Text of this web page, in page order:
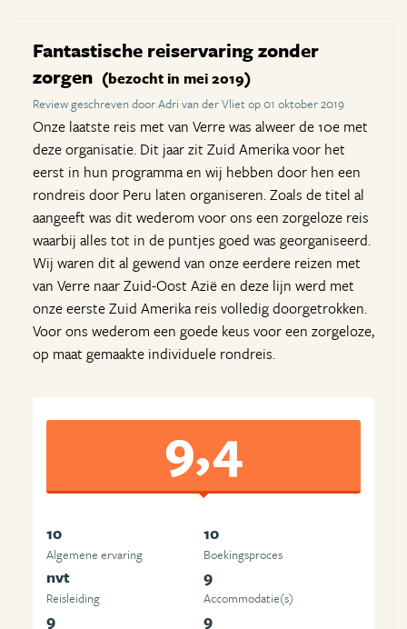
Fantastische reiservaring zonder
zorgen (bezocht in mei 2019)
Review geschreven door Adri van der Vliet op 01 oktober 2019
Onze laatste reis met van Verre was alweer de 10e met
deze organisatie. Dit jaar zit Zuid Amerika voor het
eerst in hun programma en wij hebben door hen een
rondreis door Peru laten organiseren. Zoals de titel al
aangeeft was dit wederom voor ons een zorgeloze reis
waarbij alles tot in de puntjes goed was georganiseerd.
Wij waren dit al gewend van onze eerdere reizen met
van Verre naar Zuid-Oost Azië en deze lijn werd met
onze eerste Zuid Amerika reis volledig doorgetrokken.
Voor ons wederom een goede keus voor een zorgeloze,
op maat gemaakte individuele rondreis.
9,4
10
Algemene ervaring
10
Boekingsproces
nvt
Reisleiding
9
Accommodatie(s)
9 9